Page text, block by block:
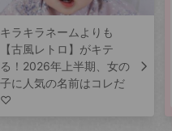
キラキラネームよりも
【古風レトロ】がキテ
る！2026年上半期、女の
子に人気の名前はコレだ
♡